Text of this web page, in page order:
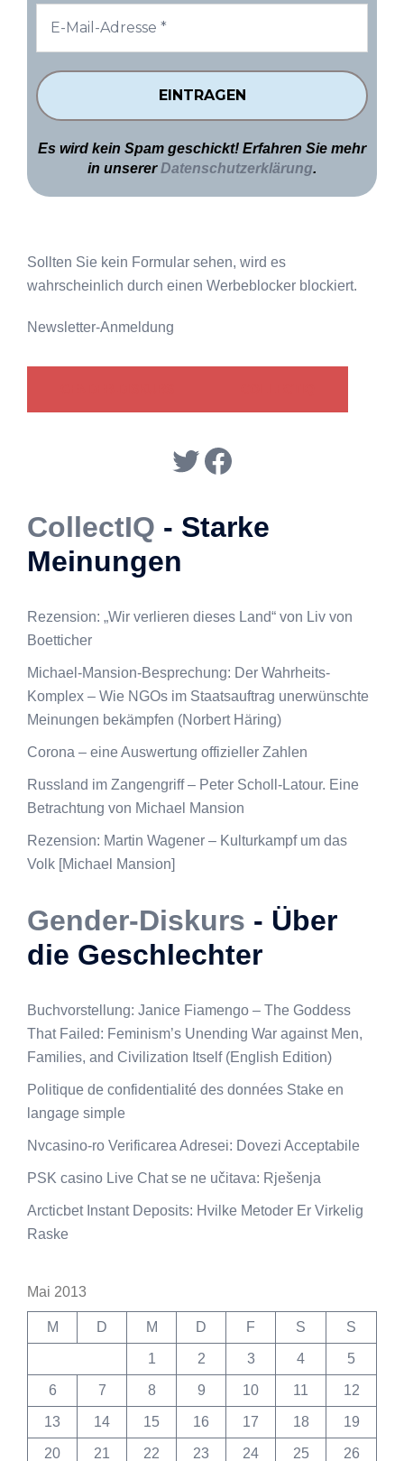
Es wird kein Spam geschickt! Erfahren Sie mehr
in unsererDatenschutzerklärung.
Sollten Sie kein Formular sehen, wird es
wahrscheinlich durch einen Werbeblocker blockiert.
Newsletter-Anmeldung
Twitter
Facebook
CollectIQ - Starke
Meinungen
Rezension: „Wir verlieren dieses Land“ von Liv von
Boetticher
Michael-Mansion-Besprechung: Der Wahrheits-
Komplex – Wie NGOs im Staatsauftrag unerwünschte
Meinungen bekämpfen (Norbert Häring)
Corona – eine Auswertung offizieller Zahlen
Russland im Zangengriff – Peter Scholl-Latour. Eine
Betrachtung von Michael Mansion
Rezension: Martin Wagener – Kulturkampf um das
Volk [Michael Mansion]
Gender-Diskurs - Über
die Geschlechter
Buchvorstellung: Janice Fiamengo – The Goddess
That Failed: Feminism’s Unending War against Men,
Families, and Civilization Itself (English Edition)
Politique de confidentialité des données Stake en
langage simple
Nvcasino-ro Verificarea Adresei: Dovezi Acceptabile
PSK casino Live Chat se ne učitava: Rješenja
Arcticbet Instant Deposits: Hvilke Metoder Er Virkelig
Raske
Mai 2013
M D M D F S S
1 2 3 4 5
6 7 8 9 10 11 12
13 14 15 16 17 18 19
20 21 22 23 24 25 26